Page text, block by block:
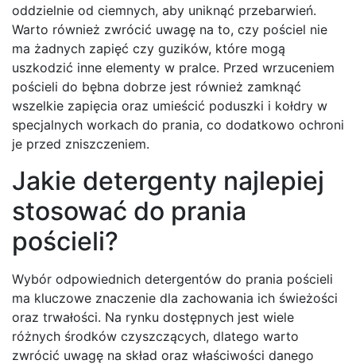
oddzielnie od ciemnych, aby uniknąć przebarwień.
Warto również zwrócić uwagę na to, czy pościel nie
ma żadnych zapięć czy guzików, które mogą
uszkodzić inne elementy w pralce. Przed wrzuceniem
pościeli do bębna dobrze jest również zamknąć
wszelkie zapięcia oraz umieścić poduszki i kołdry w
specjalnych workach do prania, co dodatkowo ochroni
je przed zniszczeniem.
Jakie detergenty najlepiej
stosować do prania
pościeli?
Wybór odpowiednich detergentów do prania pościeli
ma kluczowe znaczenie dla zachowania ich świeżości
oraz trwałości. Na rynku dostępnych jest wiele
różnych środków czyszczących, dlatego warto
zwrócić uwagę na skład oraz właściwości danego